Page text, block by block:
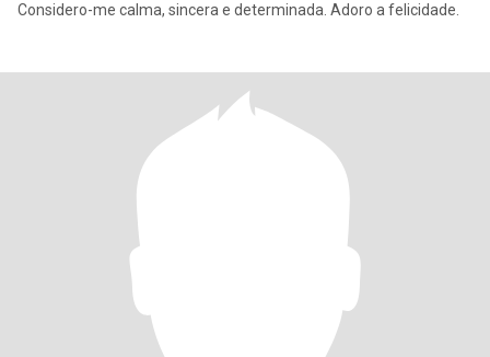
Considero-me calma, sincera e determinada. Adoro a felicidade.